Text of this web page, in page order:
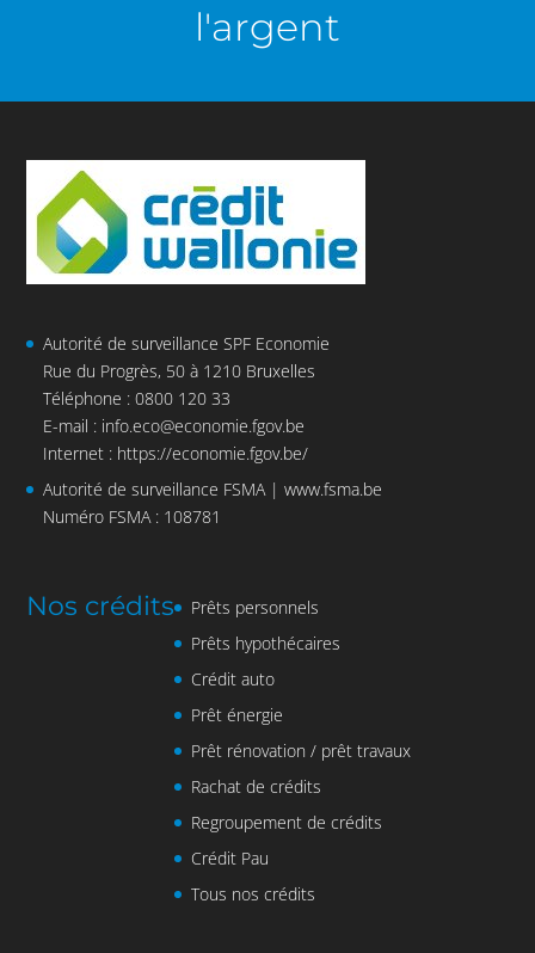
l'argent
Autorité de surveillance SPF Economie
Rue du Progrès, 50 à 1210 Bruxelles
Téléphone : 0800 120 33
E-mail : info.eco@economie.fgov.be
Internet : https://economie.fgov.be/
Autorité de surveillance FSMA |www.fsma.be
Numéro FSMA : 108781
Nos crédits
Prêts personnels
Prêts hypothécaires
Crédit auto
Prêt énergie
Prêt rénovation / prêt travaux
Rachat de crédits
Regroupement de crédits
Crédit Pau
Tous nos crédits